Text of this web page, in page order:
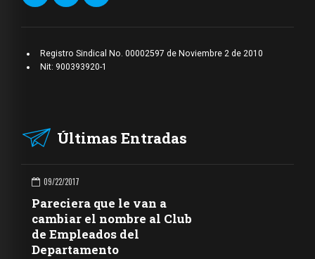
Registro Sindical No. 00002597 de Noviembre 2 de 2010
Nit: 900393920-1
Últimas Entradas
09/22/2017
Pareciera que le van a
cambiar el nombre al Club
de Empleados del
Departamento